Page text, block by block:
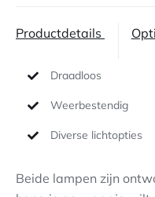
Productdetails
Draadloos
Weerbestendig
Diverse lichtopties
Beide lampen zijn